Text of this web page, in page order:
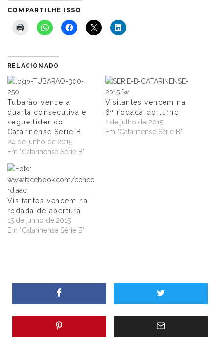
COMPARTILHE ISSO:
RELACIONADO
Tubarão vence a
quarta consecutiva e
segue líder do
Catarinense Série B
24 de junho de 2015
Em "Catarinense Série B"
Visitantes vencem na
6ª rodada do turno
1 de julho de 2015
Em "Catarinense Série B"
Visitantes vencem na
rodada de abertura
15 de junho de 2015
Em "Catarinense Série B"